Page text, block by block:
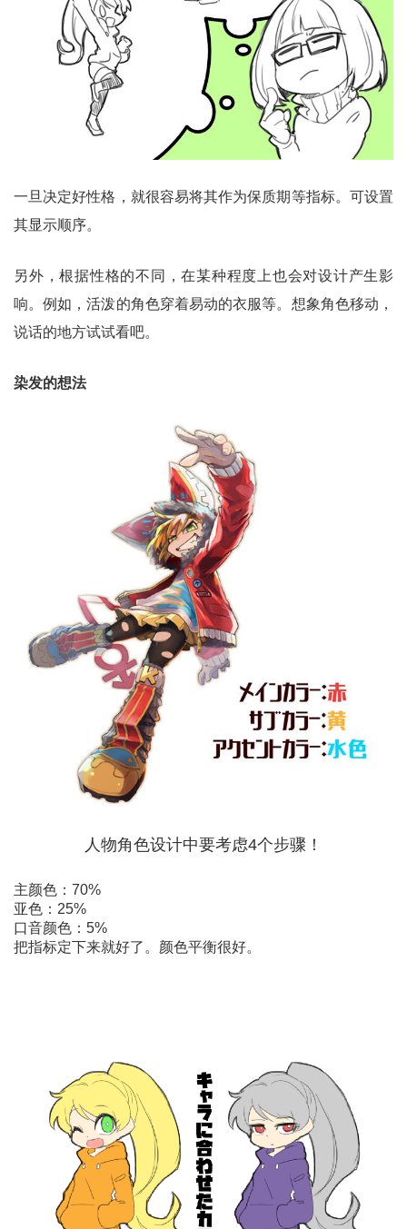
一旦决定好性格，就很容易将其作为保质期等指标。可设置
其显示顺序。
另外，根据性格的不同，在某种程度上也会对设计产生影
响。例如，活泼的角色穿着易动的衣服等。想象角色移动，
说话的地方试试看吧。
染发的想法
人物角色设计中要考虑4个步骤！
主颜色：70%
亚色：25%
口音颜色：5%
把指标定下来就好了。颜色平衡很好。